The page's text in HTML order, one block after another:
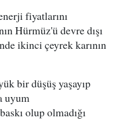
fiyatlarını
Hürmüz'ü devre dışı
ikinci çeyrek karının
bir düşüş yaşayıp
uyum
olup olmadığı